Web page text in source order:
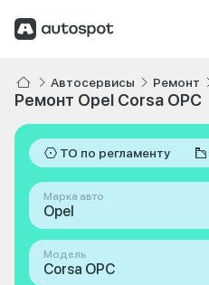
Автосервисы Ремонт
Ремонт Opel Corsa OPC
ТО по регламенту
Марка авто
Opel
Модель
Corsa OPC